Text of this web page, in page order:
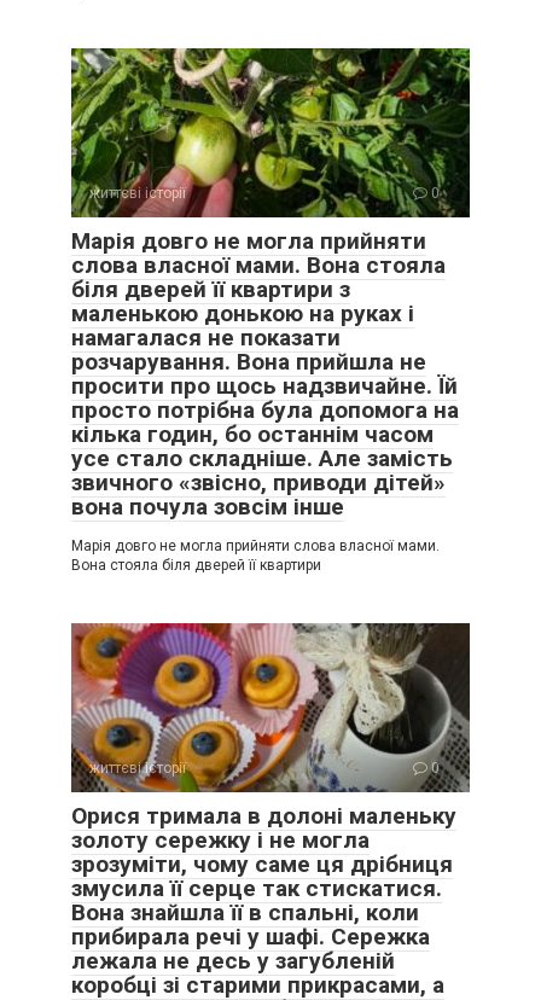
життєві історії 0
Марія довго не могла прийняти
слова власної мами. Вона стояла
біля дверей її квартири з
маленькою донькою на руках і
намагалася не показати
розчарування. Вона прийшла не
просити про щось надзвичайне. Їй
просто потрібна була допомога на
кілька годин, бо останнім часом
усе стало складніше. Але замість
звичного «звісно, приводи дітей»
вона почула зовсім інше
Марія довго не могла прийняти слова власної мами.
Вона стояла біля дверей її квартири
життєві історії 0
Орися тримала в долоні маленьку
золоту сережку і не могла
зрозуміти, чому саме ця дрібниця
змусила її серце так стискатися.
Вона знайшла її в спальні, коли
прибирала речі у шафі. Сережка
лежала не десь у загубленій
коробці зі старими прикрасами, а